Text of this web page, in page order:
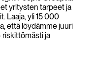
yritysten tarpeet ja
Laaja, yli 15 000
että löydämme juuri
riskittömästi ja